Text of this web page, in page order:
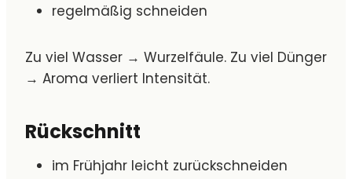
regelmäßig schneiden
Zu viel Wasser → Wurzelfäule. Zu viel Dünger
→ Aroma verliert Intensität.
Rückschnitt
im Frühjahr leicht zurückschneiden